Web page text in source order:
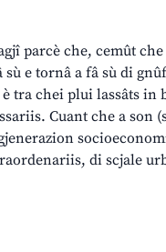
parcè che, cemût
e tornâ a fâ sù di
tra chei plui lassâts in
Cuant che a son
di scjale